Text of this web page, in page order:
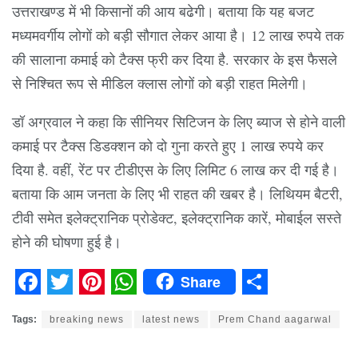
उत्तराखण्ड में भी किसानों की आय बढेगी। बताया कि यह बजट
मध्यमवर्गीय लोगों को बड़ी सौगात लेकर आया है। 12 लाख रुपये तक
की सालाना कमाई को टैक्स फ्री कर दिया है. सरकार के इस फैसले
से निश्चित रूप से मीडिल क्लास लोगों को बड़ी राहत मिलेगी।
डॉ अग्रवाल ने कहा कि सीनियर सिटिजन के लिए ब्याज से होने वाली
कमाई पर टैक्स डिडक्शन को दो गुना करते हुए 1 लाख रुपये कर
दिया है. वहीं, रेंट पर टीडीएस के लिए लिमिट 6 लाख कर दी गई है।
बताया कि आम जनता के लिए भी राहत की खबर है। लिथियम बैटरी,
टीवी समेत इलेक्ट्रानिक प्रोडेक्ट, इलेक्ट्रानिक कारें, मोबाईल सस्ते
होने की घोषणा हुई है।
Share
Tags: breaking news latest news Prem Chand aagarwal